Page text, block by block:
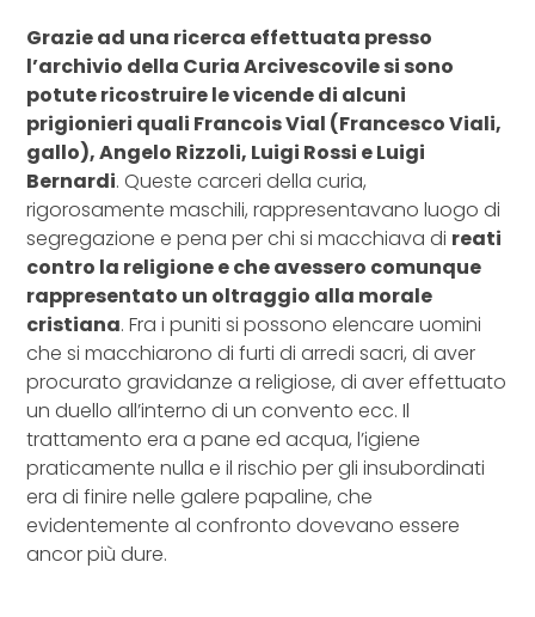
Grazie ad una ricerca effettuata presso
l’archivio della Curia Arcivescovile si sono
potute ricostruire le vicende di alcuni
prigionieri quali Francois Vial (Francesco Viali,
gallo), Angelo Rizzoli, Luigi Rossi e Luigi
Bernardi. Queste carceri della curia,
rigorosamente maschili, rappresentavano luogo di
segregazione e pena per chi si macchiava di reati
contro la religione e che avessero comunque
rappresentato un oltraggio alla morale
cristiana. Fra i puniti si possono elencare uomini
che si macchiarono di furti di arredi sacri, di aver
procurato gravidanze a religiose, di aver effettuato
un duello all’interno di un convento ecc. Il
trattamento era a pane ed acqua, l’igiene
praticamente nulla e il rischio per gli insubordinati
era di finire nelle galere papaline, che
evidentemente al confronto dovevano essere
ancor più dure.